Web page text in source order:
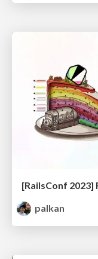
[RailsConf 2023]
palkan